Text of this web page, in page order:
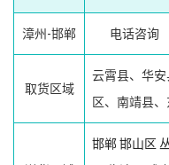
漳州-邯郸 电话咨询
取货区域
云霄县、华
区、南靖县
邯郸邯山区